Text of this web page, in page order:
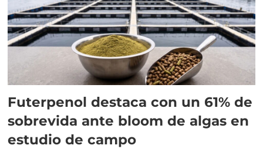
Futerpenol destaca con un 61% de
sobrevida ante bloom de algas en
estudio de campo